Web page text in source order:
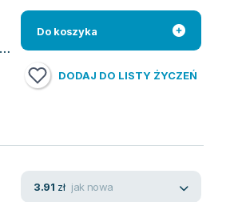
Do koszyka
DODAJ DO LISTY ŻYCZEŃ
3.91 zł jak nowa